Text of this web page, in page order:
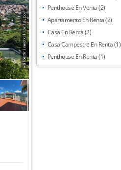
Penthouse En Venta (2)
Apartamento En Renta (2)
Casa En Renta (2)
Casa Campestre En Renta (1)
Penthouse En Renta (1)